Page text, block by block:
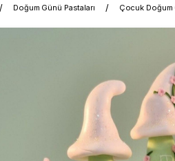
Doğum Günü Pastaları Çocuk Doğum